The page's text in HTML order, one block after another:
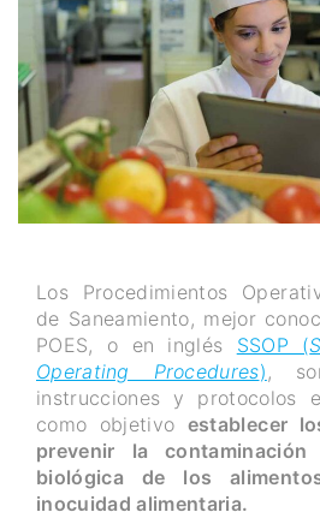
Los Procedimientos
de Saneamiento, mejor
POES, o en inglés SSOP (
Operating Procedures),
instrucciones y protocolos
como objetivo establecer
prevenir la
biológica de los
inocuidad alimentaria.